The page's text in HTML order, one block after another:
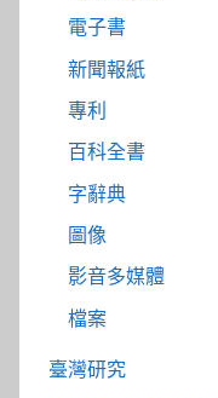
電子書
新聞報紙
專利
百科全書
字辭典
圖像
影音多媒體
檔案
臺灣研究